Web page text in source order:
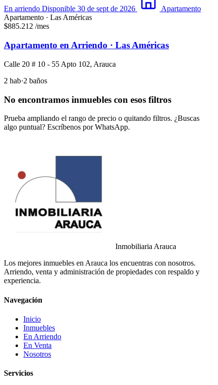
En arriendo Disponible 30 de sept de 2026
Apartamento
Apartamento · Las Américas
$885.212 /mes
Apartamento en Arriendo · Las Américas
Calle 20 # 10 - 55 Apto 102, Arauca
2 hab·2 baños
No encontramos inmuebles con esos filtros
Prueba ampliando el rango de precio o quitando filtros. ¿Buscas
algo puntual? Escríbenos por WhatsApp.
Inmobiliaria Arauca
Los mejores inmuebles en Arauca los encuentras con nosotros.
Arriendo, venta y administración de propiedades con respaldo y
experiencia.
Navegación
Inicio
Inmuebles
En Arriendo
En Venta
Nosotros
Servicios